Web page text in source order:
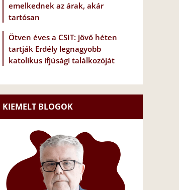
emelkednek az árak, akár
tartósan
Ötven éves a CSIT: jövő héten
tartják Erdély legnagyobb
katolikus ifjúsági találkozóját
KIEMELT BLOGOK